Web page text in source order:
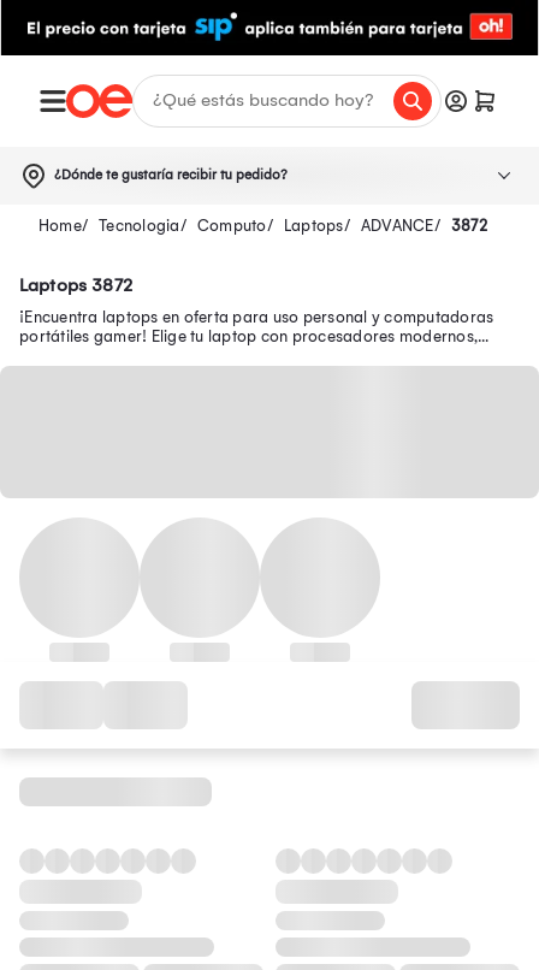
¿Dónde te gustaría recibir tu pedido?
Tecnologia Computo Laptops ADVANCE 3872
Laptops 3872
¡Encuentra laptops en oferta para uso personal y computadoras
portátiles gamer! Elige tu laptop con procesadores modernos,